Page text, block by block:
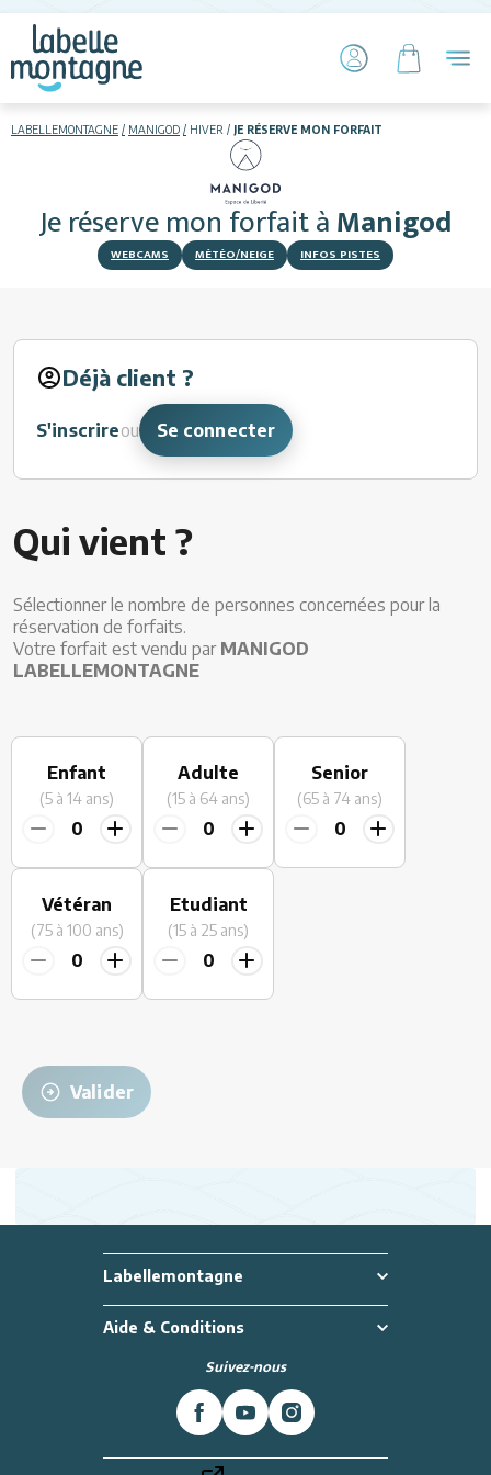
LABELLEMONTAGNE MANIGOD HIVER JE RÉSERVE MON FORFAIT
Je réserve mon forfaitàManigod
WEBCAMS MÉTÉO/NEIGE INFOS PISTES
Hébergements
Activités
Restaurants
Animations
Déjà client ?
S'inscrireou Se connecter
Qui vient ?
Sélectionner le nombre de personnes concernées pour la
réservation de forfaits.
Votre forfait est vendu par MANIGOD
LABELLEMONTAGNE
Enfant
(5 à 14 ans)
0
Adulte
(15 à 64 ans)
0
Senior
(65 à 74 ans)
0
Vétéran
(75 à 100 ans)
0
Etudiant
(15 à 25 ans)
0
Valider
Labellemontagne
Aide & Conditions
Suivez-nous